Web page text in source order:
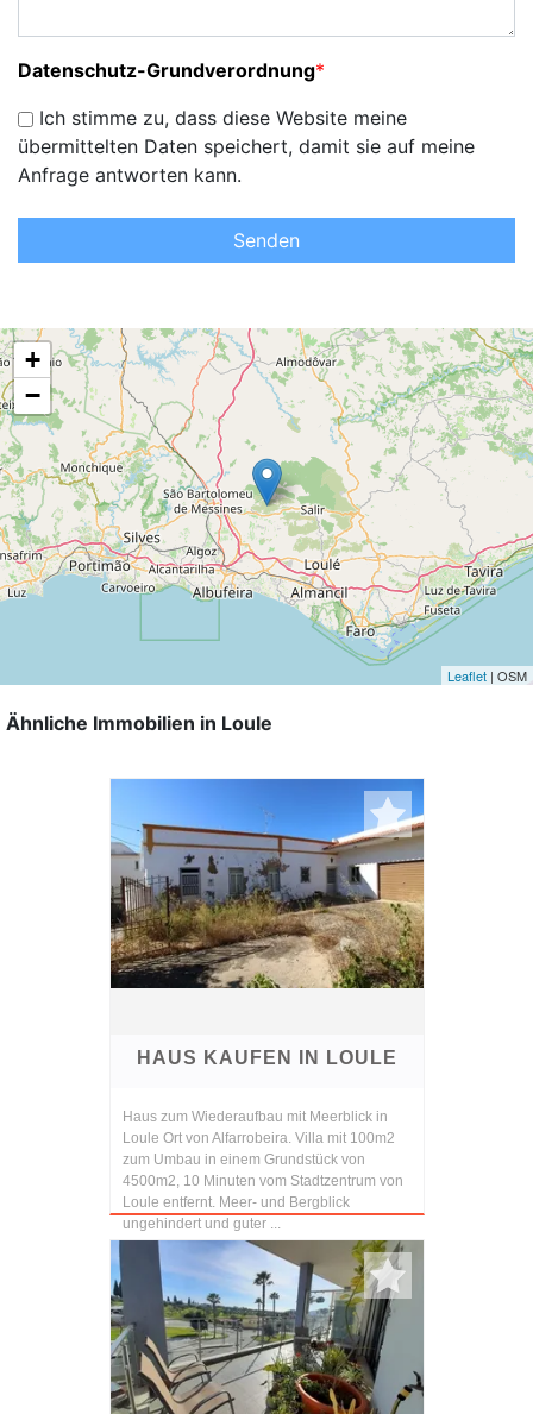
Datenschutz-Grundverordnung*
Ich stimme zu, dass diese Website meine
übermittelten Daten speichert, damit sie auf meine
Anfrage antworten kann.
Senden
+
−
Leaflet | OSM
Ähnliche Immobilien in Loule
HAUS KAUFEN IN LOULE
Haus zum Wiederaufbau mit Meerblick in
Loule Ort von Alfarrobeira. Villa mit 100m2
zum Umbau in einem Grundstück von
4500m2, 10 Minuten vom Stadtzentrum von
Loule entfernt. Meer- und Bergblick
ungehindert und guter ...